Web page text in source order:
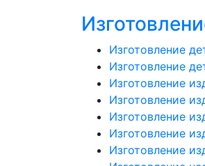
Изготовление
Изготовление
Изготовление
Изготовление
Изготовление
Изготовление
Изготовление